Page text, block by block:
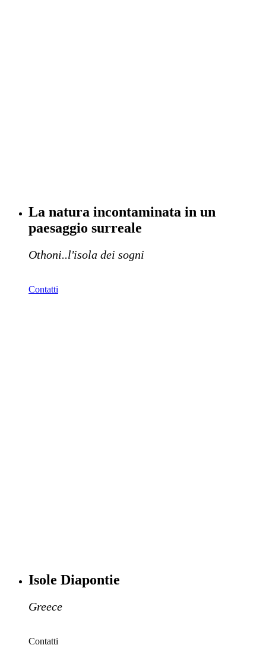
La natura incontaminata in un
paesaggio surreale
Othoni..l'isola dei sogni
Contatti
Isole Diapontie
Greece
Contatti